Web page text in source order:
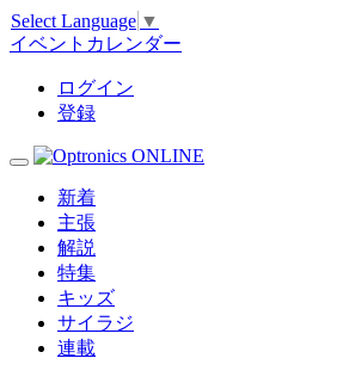
Select Language ▼
イベントカレンダー
ログイン
登録
新着
主張
解説
特集
キッズ
サイラジ
連載